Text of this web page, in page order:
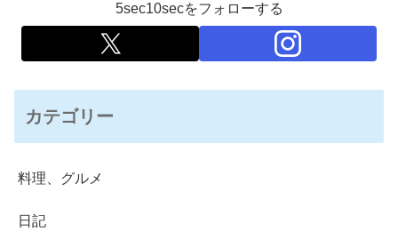
5sec10secをフォローする
カテゴリー
料理、グルメ
日記